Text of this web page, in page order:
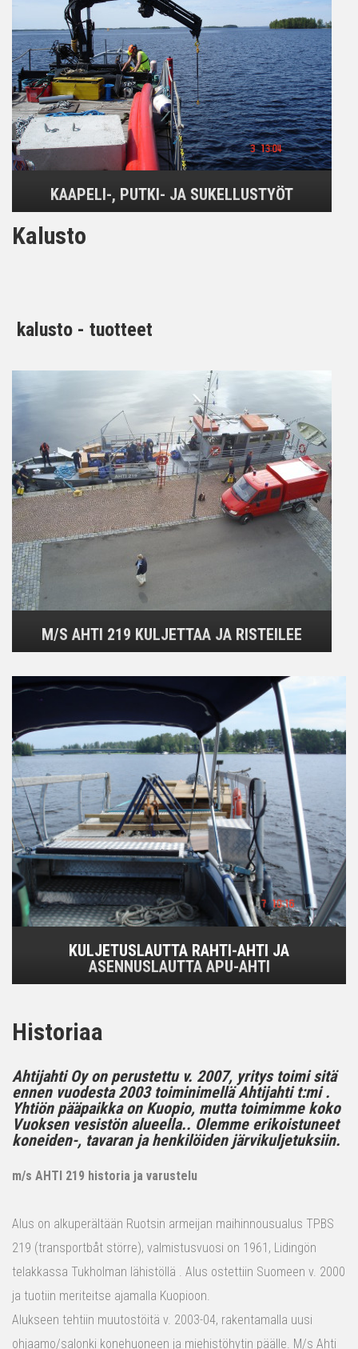
KAAPELI-, PUTKI- JA SUKELLUSTYÖT
Kalusto
kalusto - tuotteet
M/S AHTI 219 KULJETTAA JA RISTEILEE
KULJETUSLAUTTA RAHTI-AHTI JA
ASENNUSLAUTTA APU-AHTI
Historiaa
Ahtijahti Oy on perustettu v. 2007, yritys toimi sitä
ennen vuodesta 2003 toiminimellä Ahtijahti t:mi .
Yhtiön pääpaikka on Kuopio, mutta toimimme koko
Vuoksen vesistön alueella.. Olemme erikoistuneet
koneiden-, tavaran ja henkilöiden järvikuljetuksiin.
m/s AHTI 219 historia ja varustelu
Alus on alkuperältään Ruotsin armeijan maihinnousualus TPBS
219 (transportbåt större), valmistusvuosi on 1961, Lidingön
telakkassa Tukholman lähistöllä . Alus ostettiin Suomeen v. 2000
ja tuotiin meriteitse ajamalla Kuopioon.
Alukseen tehtiin muutostöitä v. 2003-04, rakentamalla uusi
ohjaamo/salonki konehuoneen ja miehistöhytin päälle. M/s Ahti